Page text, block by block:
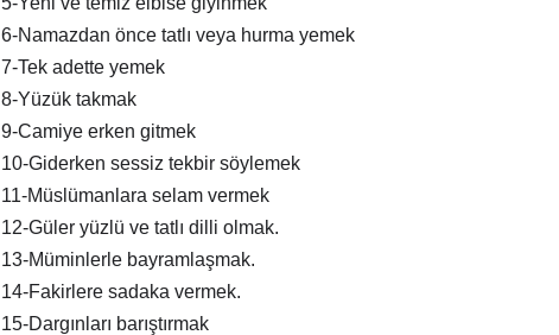
6-Namazdan önce tatlı veya hurma yemek
7-Tek adette yemek
8-Yüzük takmak
9-Camiye erken gitmek
10-Giderken sessiz tekbir söylemek
11-Müslümanlara selam vermek
12-Güler yüzlü ve tatlı dilli olmak.
13-Müminlerle bayramlaşmak.
14-Fakirlere sadaka vermek.
15-Dargınları barıştırmak